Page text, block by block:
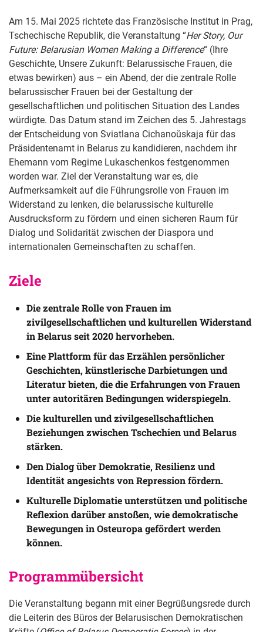
Am 15. Mai 2025 richtete das Französische Institut in Prag,
Tschechische Republik, die Veranstaltung “Her Story, Our
Future: Belarusian Women Making a Difference“ (Ihre
Geschichte, Unsere Zukunft: Belarussische Frauen, die
etwas bewirken) aus – ein Abend, der die zentrale Rolle
belarussischer Frauen bei der Gestaltung der
gesellschaftlichen und politischen Situation des Landes
würdigte. Das Datum stand im Zeichen des 5. Jahrestags
der Entscheidung von Sviatlana Cichanoŭskaja für das
Präsidentenamt in Belarus zu kandidieren, nachdem ihr
Ehemann vom Regime Lukaschenkos festgenommen
worden war. Ziel der Veranstaltung war es, die
Aufmerksamkeit auf die Führungsrolle von Frauen im
Widerstand zu lenken, die belarussische kulturelle
Ausdrucksform zu fördern und einen sicheren Raum für
Dialog und Solidarität zwischen der Diaspora und
internationalen Gemeinschaften zu schaffen.
Ziele
Die zentrale Rolle von Frauen im
zivilgesellschaftlichen und kulturellen Widerstand
in Belarus seit 2020 hervorheben.
Eine Plattform für das Erzählen persönlicher
Geschichten, künstlerische Darbietungen und
Literatur bieten, die die Erfahrungen von Frauen
unter autoritären Bedingungen widerspiegeln.
Die kulturellen und zivilgesellschaftlichen
Beziehungen zwischen Tschechien und Belarus
stärken.
Den Dialog über Demokratie, Resilienz und
Identität angesichts von Repression fördern.
Kulturelle Diplomatie unterstützen und politische
Reflexion darüber anstoßen, wie demokratische
Bewegungen in Osteuropa gefördert werden
können.
Programmübersicht
Die Veranstaltung begann mit einer Begrüßungsrede durch
die Leiterin des Büros der Belarusischen Demokratischen